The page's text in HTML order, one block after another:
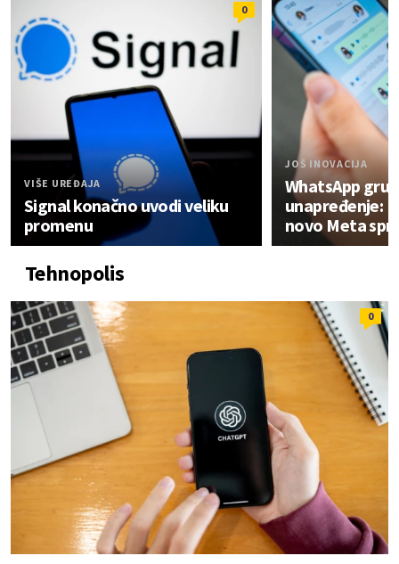
0
VIŠE UREĐAJA
Signal konačno uvodi veliku
promenu
JOŠ INOVACIJA
WhatsApp
unapređenje:
novo Meta
Tehnopolis
0